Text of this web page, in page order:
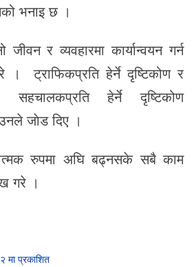
भनाइ छ ।
र व्यवहारमा कार्यान्वयन गर्न
ट्राफिकप्रति हेर्ने दृष्टिकोण र
हेर्ने दृष्टिकोण
जाेड दिए ।
रुपमा अघि बढ्नसके सबै काम
गरे ।
मा प्रकाशित